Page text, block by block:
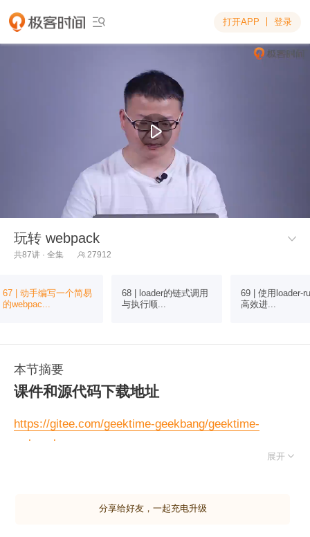
 打开APP 登录
玩转 webpack 
共87讲 · 全集  27912
67 | 动手编写一个简易
的webpac...
68 | loader的链式调用
与执行顺...
69 | 使用loader-
高效进...
本节摘要
课件和源代码下载地址
https://gitee.com/geektime-geekbang/geektime-
webpack-course
展开 
分享给好友，一起充电升级